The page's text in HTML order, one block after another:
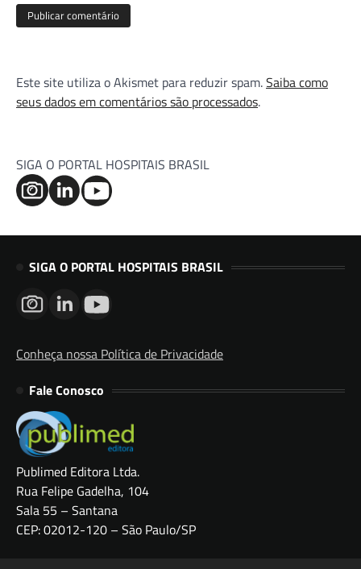
Este site utiliza o Akismet para reduzir spam.Saiba como
seus dados em comentários são processados.
SIGA O PORTAL HOSPITAIS BRASIL
SIGA O PORTAL HOSPITAIS BRASIL
Conheça nossa Política de Privacidade
Fale Conosco
Publimed Editora Ltda.
Rua Felipe Gadelha, 104
Sala 55 – Santana
CEP: 02012-120 – São Paulo/SP